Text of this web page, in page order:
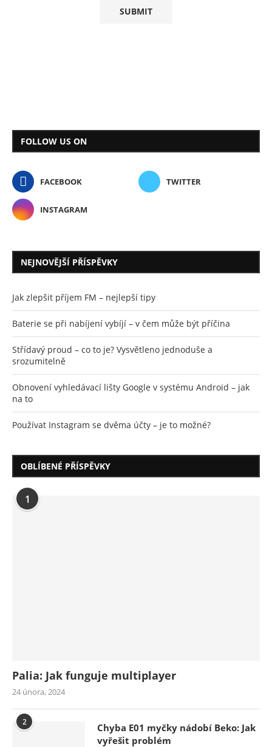
FOLLOW US ON
FACEBOOK TWITTER
INSTAGRAM
NEJNOVĚJŠÍ PŘÍSPĚVKY
Jak zlepšit příjem FM – nejlepší tipy
Baterie se při nabíjení vybíjí – v čem může být příčina
Střídavý proud – co to je? Vysvětleno jednoduše a
srozumitelně
Obnovení vyhledávací lišty Google v systému Android – jak
na to
Používat Instagram se dvěma účty – je to možné?
OBLÍBENÉ PŘÍSPĚVKY
1
Palia: Jak funguje multiplayer
24 února, 2024
2
Chyba E01 myčky nádobí Beko: Jak
vyřešit problém